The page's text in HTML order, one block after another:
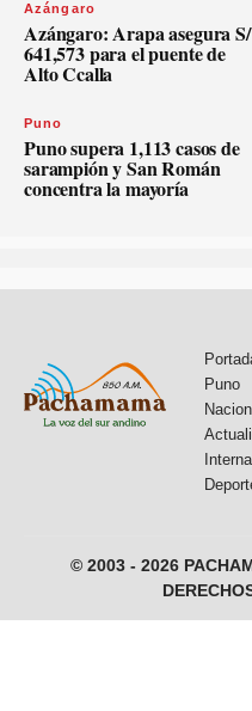
Azángaro
Azángaro: Arapa asegura S/
641,573 para el puente de
Alto Ccalla
Puno
Puno supera 1,113 casos de
sarampión y San Román
concentra la mayoría
Puno
© 2003 - 2026